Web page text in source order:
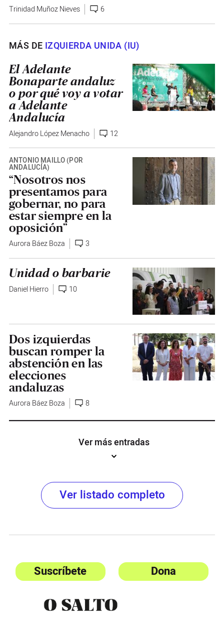
Trinidad Muñoz Nieves 6
MÁS DE IZQUIERDA UNIDA (IU)
El Adelante
Bonaparte andaluz
o por qué voy a votar
a Adelante
Andalucía
Alejandro López Menacho 12
ANTONIO MAÍLLO (POR
ANDALUCÍA)
“Nosotros nos
presentamos para
gobernar, no para
estar siempre en la
oposición”
Aurora Báez Boza 3
Unidad o barbarie
Daniel Hierro 10
Dos izquierdas
buscan romper la
abstención en las
elecciones
andaluzas
Aurora Báez Boza 8
Ver más entradas
Ver listado completo
Suscríbete Dona